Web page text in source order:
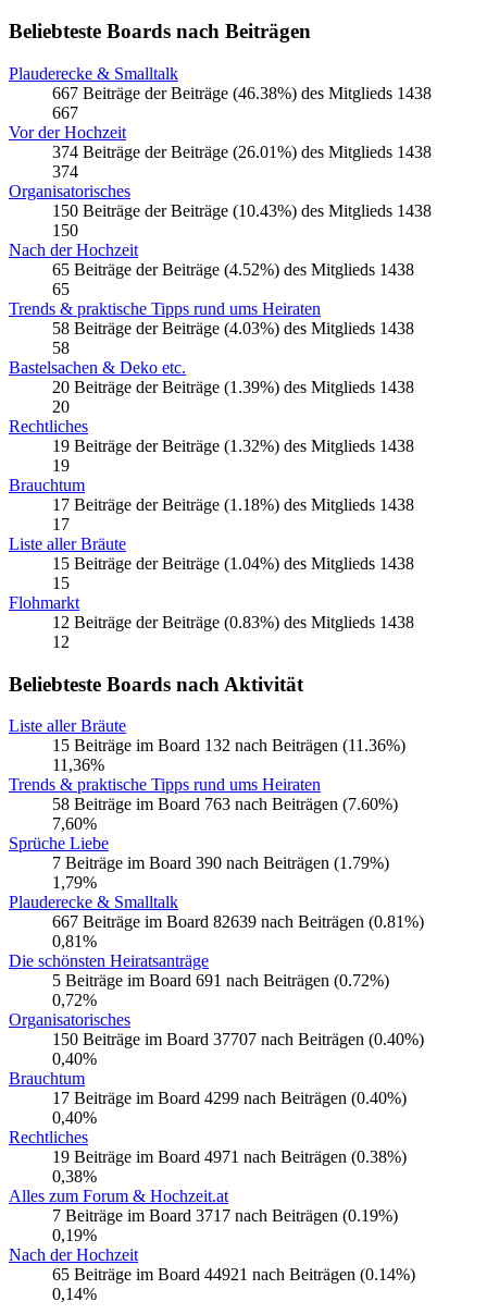
Beliebteste Boards nach Beiträgen
Plauderecke & Smalltalk
667 Beiträge der Beiträge (46.38%) des Mitglieds 1438
667
Vor der Hochzeit
374 Beiträge der Beiträge (26.01%) des Mitglieds 1438
374
Organisatorisches
150 Beiträge der Beiträge (10.43%) des Mitglieds 1438
150
Nach der Hochzeit
65 Beiträge der Beiträge (4.52%) des Mitglieds 1438
65
Trends & praktische Tipps rund ums Heiraten
58 Beiträge der Beiträge (4.03%) des Mitglieds 1438
58
Bastelsachen & Deko etc.
20 Beiträge der Beiträge (1.39%) des Mitglieds 1438
20
Rechtliches
19 Beiträge der Beiträge (1.32%) des Mitglieds 1438
19
Brauchtum
17 Beiträge der Beiträge (1.18%) des Mitglieds 1438
17
Liste aller Bräute
15 Beiträge der Beiträge (1.04%) des Mitglieds 1438
15
Flohmarkt
12 Beiträge der Beiträge (0.83%) des Mitglieds 1438
12
Beliebteste Boards nach Aktivität
Liste aller Bräute
15 Beiträge im Board 132 nach Beiträgen (11.36%)
11,36%
Trends & praktische Tipps rund ums Heiraten
58 Beiträge im Board 763 nach Beiträgen (7.60%)
7,60%
Sprüche Liebe
7 Beiträge im Board 390 nach Beiträgen (1.79%)
1,79%
Plauderecke & Smalltalk
667 Beiträge im Board 82639 nach Beiträgen (0.81%)
0,81%
Die schönsten Heiratsanträge
5 Beiträge im Board 691 nach Beiträgen (0.72%)
0,72%
Organisatorisches
150 Beiträge im Board 37707 nach Beiträgen (0.40%)
0,40%
Brauchtum
17 Beiträge im Board 4299 nach Beiträgen (0.40%)
0,40%
Rechtliches
19 Beiträge im Board 4971 nach Beiträgen (0.38%)
0,38%
Alles zum Forum & Hochzeit.at
7 Beiträge im Board 3717 nach Beiträgen (0.19%)
0,19%
Nach der Hochzeit
65 Beiträge im Board 44921 nach Beiträgen (0.14%)
0,14%